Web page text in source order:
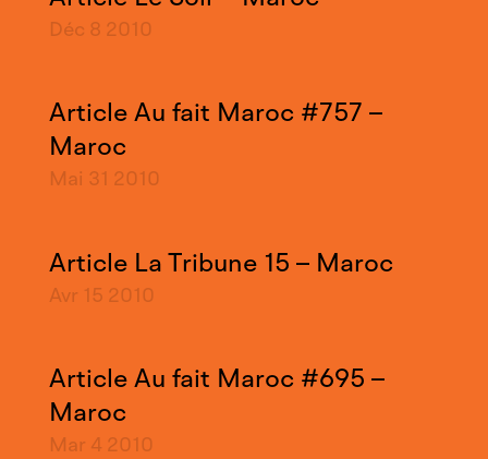
Déc 8 2010
Article Au fait Maroc #757 –
Maroc
Mai 31 2010
Article La Tribune 15 – Maroc
Avr 15 2010
Article Au fait Maroc #695 –
Maroc
Mar 4 2010